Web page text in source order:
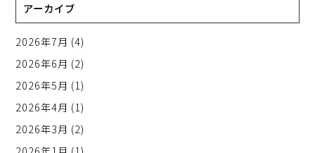
アーカイブ
2026年7月 (4)
2026年6月 (2)
2026年5月 (1)
2026年4月 (1)
2026年3月 (2)